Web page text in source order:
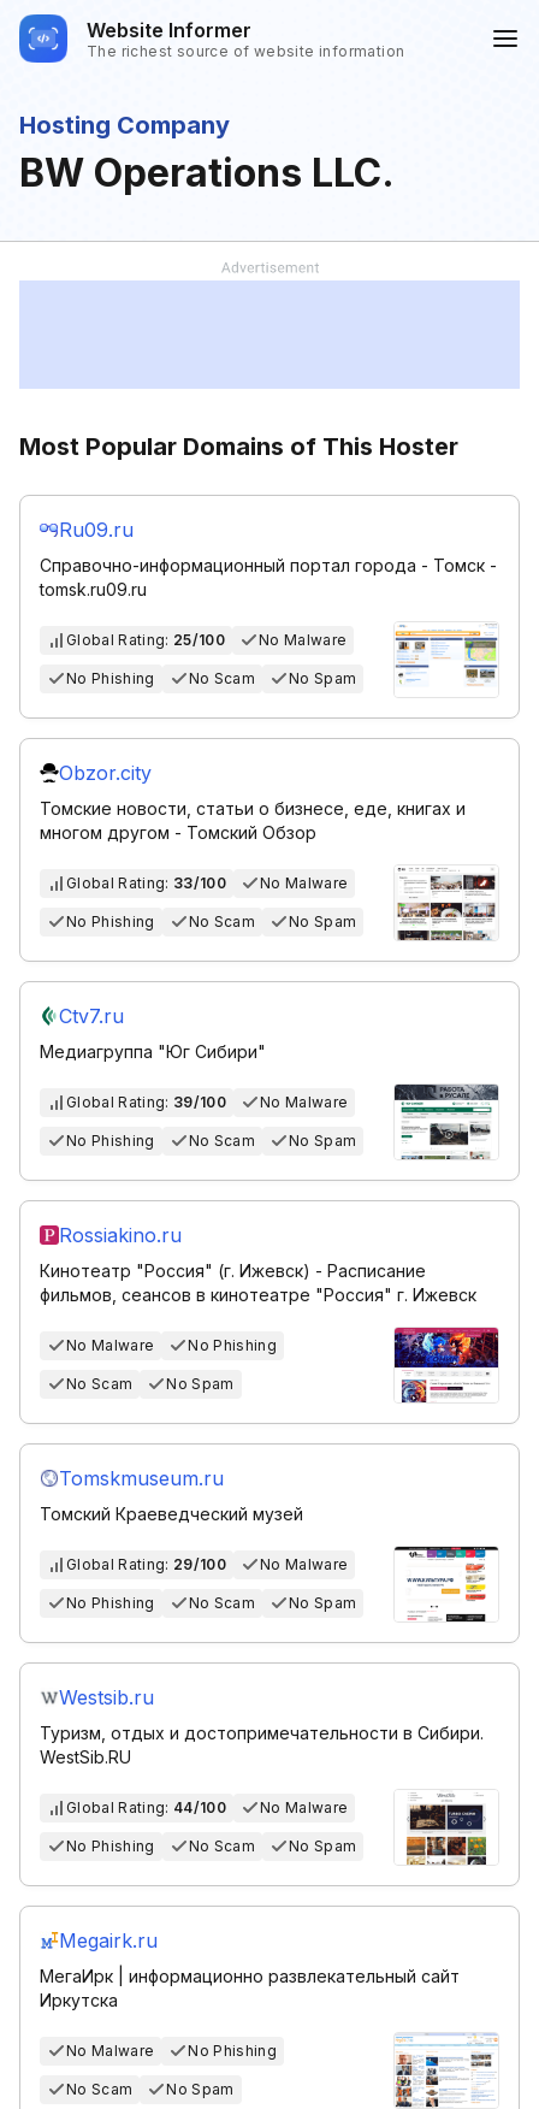
Website Informer
The richest source of website information
Hosting Company
BW Operations LLC.
Most Popular Domains of This Hoster
Ru09.ru
Справочно-информационный портал города - Томск -
tomsk.ru09.ru
Global Rating: 25/100 No Malware
No Phishing No Scam No Spam
Obzor.city
Томские новости, статьи о бизнесе, еде, книгах и
многом другом - Томский Обзор
Global Rating: 33/100 No Malware
No Phishing No Scam No Spam
Ctv7.ru
Медиагруппа "Юг Сибири"
Global Rating: 39/100 No Malware
No Phishing No Scam No Spam
Rossiakino.ru
Кинотеатр "Россия" (г. Ижевск) - Расписание
фильмов, сеансов в кинотеатре "Россия" г. Ижевск
No Malware No Phishing
No Scam No Spam
Tomskmuseum.ru
Томский Краеведческий музей
Global Rating: 29/100 No Malware
No Phishing No Scam No Spam
Westsib.ru
Туризм, отдых и достопримечательности в Сибири.
WestSib.RU
Global Rating: 44/100 No Malware
No Phishing No Scam No Spam
Megairk.ru
МегаИрк | информационно развлекательный сайт
Иркутска
No Malware No Phishing
No Scam No Spam